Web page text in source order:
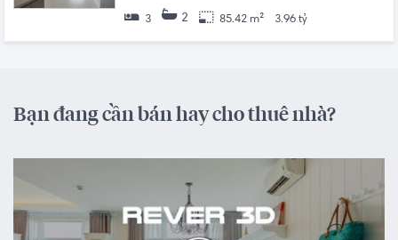
3 2 85.42 m² 3.96 tỷ
Bạn đang cần bán hay cho thuê nhà?